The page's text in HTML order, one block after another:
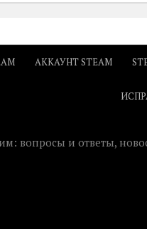
АККАУНТ STEAM
вопросы и ответы,